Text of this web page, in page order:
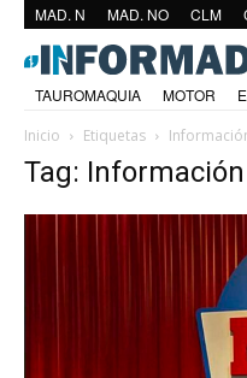
MAD. N MAD. NO CLM
TAUROMAQUIA MOTOR
Inicio
Etiquetas
Tag: Información